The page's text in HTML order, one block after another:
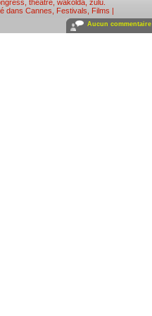
théâtre, wakolda, zulu.
dans Cannes Festivals Films |
Aucun commentaire